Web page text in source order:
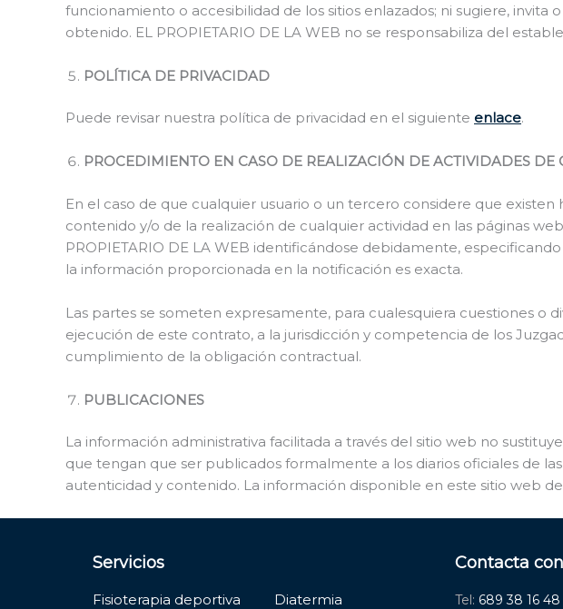
funcionamiento o accesibilidad de los sitios enlazados; ni sugiere,
obtenido. EL PROPIETARIO DE LA WEB no se responsabiliza del
POLÍTICA DE PRIVACIDAD
Puede revisar nuestra política de privacidad en el siguiente enlace.
PROCEDIMIENTO EN CASO DE REALIZACIÓN DE ACTIVIDADES DE
En el caso de que cualquier usuario o un tercero considere que
contenido y/o de la realización de cualquier actividad en las páginas
PROPIETARIO DE LA WEB identificándose debidamente,
la información proporcionada en la notificación es exacta.
Las partes se someten expresamente, para cualesquiera cuestiones
ejecución de este contrato, a la jurisdicción y competencia de los
cumplimiento de la obligación contractual.
PUBLICACIONES
La información administrativa facilitada a través del sitio web no
que tengan que ser publicados formalmente a los diarios oficiales de
autenticidad y contenido. La información disponible en este sitio web
Servicios
Fisioterapia deportiva Diatermia
Contacta
Tel: 689 38 16 48